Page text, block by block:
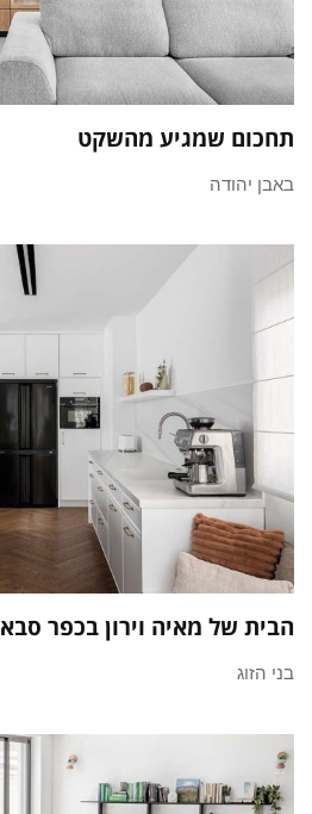
תחכום שמגיע מהשקט
באבן יהודה
הבית של מאיה וירון בכפר סבא
בני הזוג